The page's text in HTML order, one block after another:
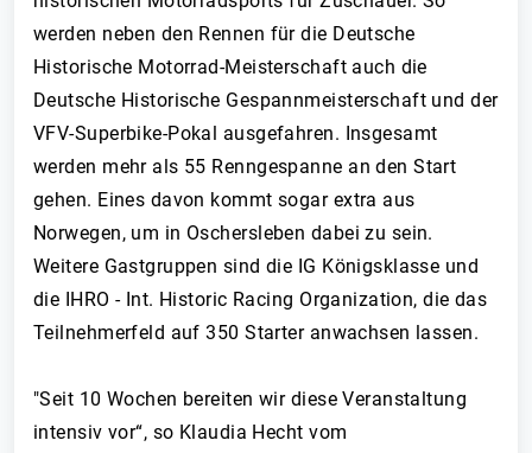
werden neben den Rennen für die Deutsche
Historische Motorrad-Meisterschaft auch die
Deutsche Historische Gespannmeisterschaft und der
VFV-Superbike-Pokal ausgefahren. Insgesamt
werden mehr als 55 Renngespanne an den Start
gehen. Eines davon kommt sogar extra aus
Norwegen, um in Oschersleben dabei zu sein.
Weitere Gastgruppen sind die IG Königsklasse und
die IHRO - Int. Historic Racing Organization, die das
Teilnehmerfeld auf 350 Starter anwachsen lassen.
"Seit 10 Wochen bereiten wir diese Veranstaltung
intensiv vor“, so Klaudia Hecht vom